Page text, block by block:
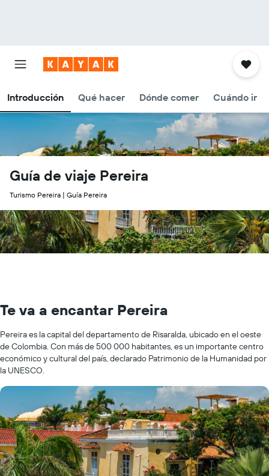
Introducción Qué hacer Dónde comer Cuándo ir
Guía de viaje Pereira
Turismo Pereira | Guía Pereira
Te va a encantar Pereira
Pereira es la capital del departamento de Risaralda, ubicado en el oeste
de Colombia. Con más de 500 000 habitantes, es un importante centro
económico y cultural del país, declarado Patrimonio de la Humanidad por
la UNESCO.